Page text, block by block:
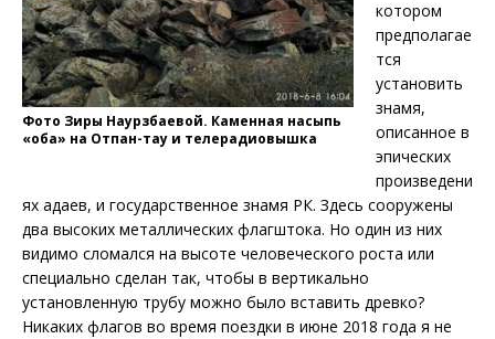
Фото Зиры Наурзбаевой. Каменная насыпь
«оба» на Отпан-тау и телерадиовышка
котором
предполагае
тся
установить
знамя,
описанное в
эпических
произведени
ях адаев, и государственное знамя РК. Здесь сооружены
два высоких металлических флагштока. Но один из них
видимо сломался на высоте человеческого роста или
специально сделан так, чтобы в вертикально
установленную трубу можно было вставить древко?
Никаких флагов во время поездки в июне 2018 года я не